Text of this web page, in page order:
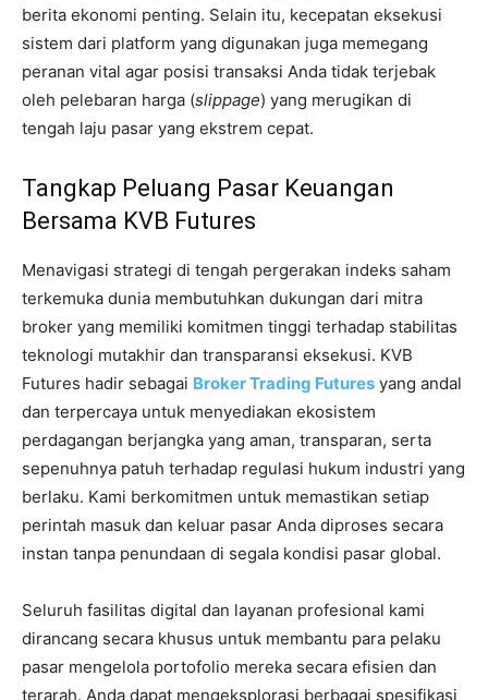
berita ekonomi penting. Selain itu, kecepatan eksekusi
sistem dari platform yang digunakan juga memegang
peranan vital agar posisi transaksi Anda tidak terjebak
oleh pelebaran harga (slippage) yang merugikan di
tengah laju pasar yang ekstrem cepat.
Tangkap Peluang Pasar Keuangan
Bersama KVB Futures
Menavigasi strategi di tengah pergerakan indeks saham
terkemuka dunia membutuhkan dukungan dari mitra
broker yang memiliki komitmen tinggi terhadap stabilitas
teknologi mutakhir dan transparansi eksekusi. KVB
Futures hadir sebagai Broker Trading Futures yang andal
dan terpercaya untuk menyediakan ekosistem
perdagangan berjangka yang aman, transparan, serta
sepenuhnya patuh terhadap regulasi hukum industri yang
berlaku. Kami berkomitmen untuk memastikan setiap
perintah masuk dan keluar pasar Anda diproses secara
instan tanpa penundaan di segala kondisi pasar global.
Seluruh fasilitas digital dan layanan profesional kami
dirancang secara khusus untuk membantu para pelaku
pasar mengelola portofolio mereka secara efisien dan
terarah. Anda dapat mengeksplorasi berbagai spesifikasi